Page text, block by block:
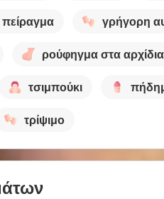
πείραγμα γρήγορη
ρούφηγμα στα αρχίδια
τσιμπούκι
τρίψιμο